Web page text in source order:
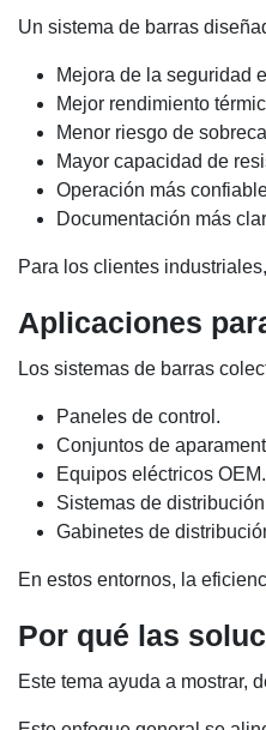
Un sistema de barras
Mejora de la seguridad
Mejor rendimiento
Menor riesgo de
Mayor capacidad de
Operación más
Documentación más
Para los clientes
Aplicaciones
Los sistemas de barras
Paneles de control.
Conjuntos de
Equipos eléctricos OEM.
Sistemas de
Gabinetes de
En estos entornos, la
Por qué las
Este tema ayuda a mostrar,